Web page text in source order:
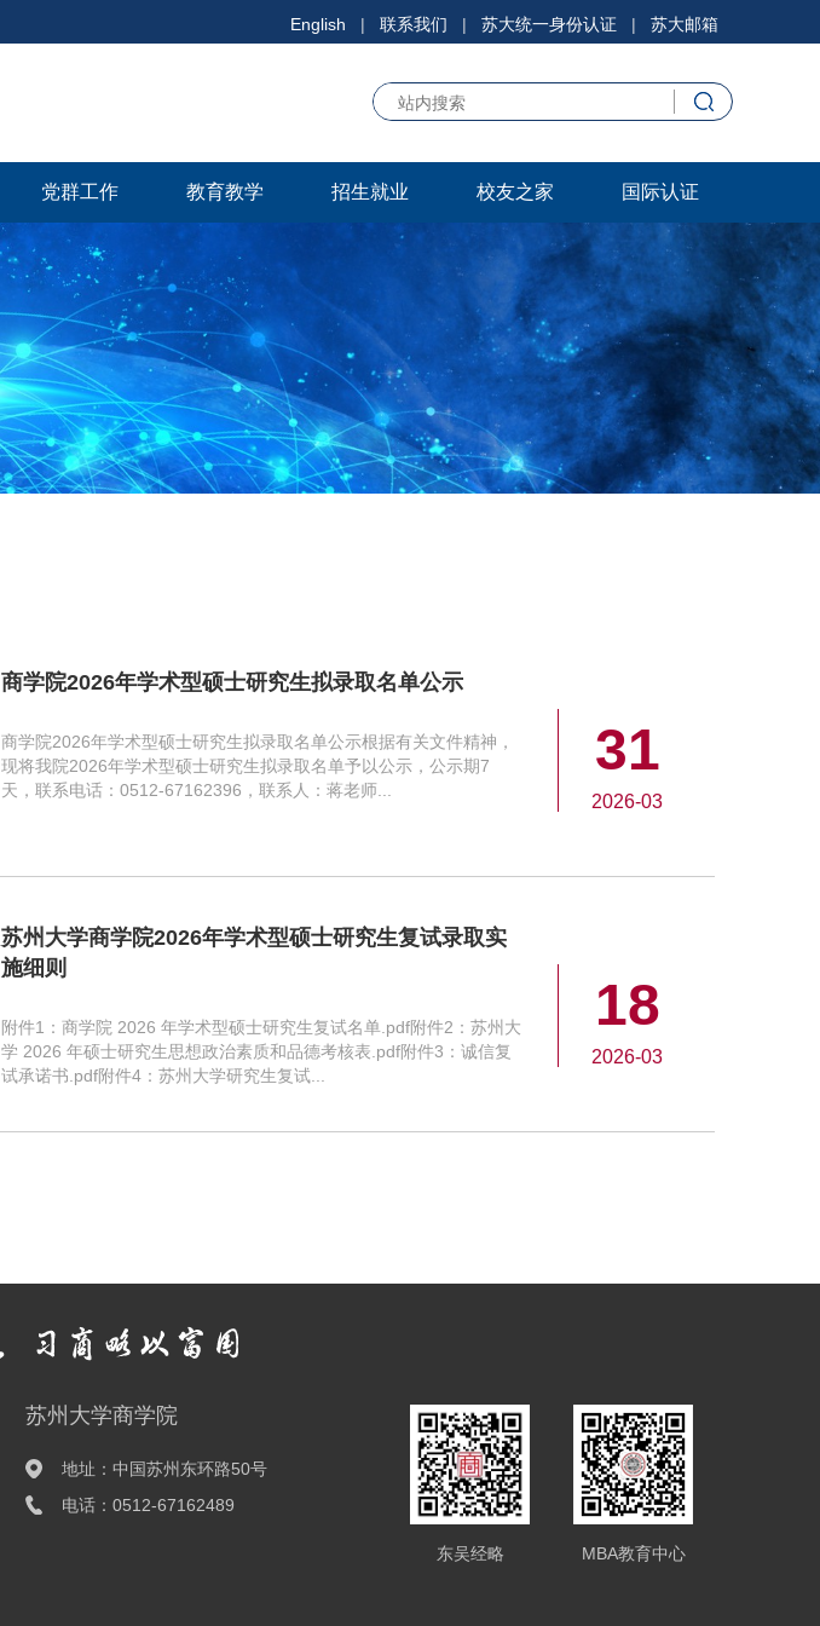
English | 联系我们 | 苏大统一身份认证 | 苏大邮箱
党群工作 教育教学 招生就业 校友之家 国际认证
商学院2026年学术型硕士研究生拟录取名单公示
商学院2026年学术型硕士研究生拟录取名单公示根据有关文件精神，
现将我院2026年学术型硕士研究生拟录取名单予以公示，公示期7
天，联系电话：0512-67162396，联系人：蒋老师...
31
2026-03
苏州大学商学院2026年学术型硕士研究生复试录取实
施细则
附件1：商学院 2026 年学术型硕士研究生复试名单.pdf附件2：苏州大
学 2026 年硕士研究生思想政治素质和品德考核表.pdf附件3：诚信复
试承诺书.pdf附件4：苏州大学研究生复试...
18
2026-03
苏州大学商学院
地址：中国苏州东环路50号
电话：0512-67162489
东吴经略 MBA教育中心